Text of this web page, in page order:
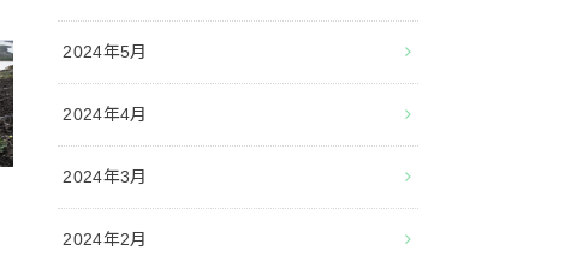
2024年5月
2024年4月
2024年3月
2024年2月